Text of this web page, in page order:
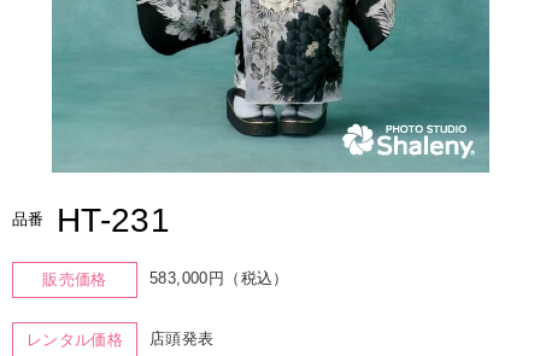
品番 HT-231
販売価格 583,000円（税込）
レンタル価格 店頭発表